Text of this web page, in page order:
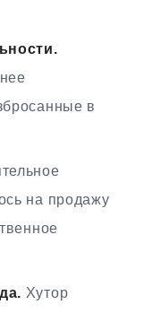
в
на продажу
Хутор